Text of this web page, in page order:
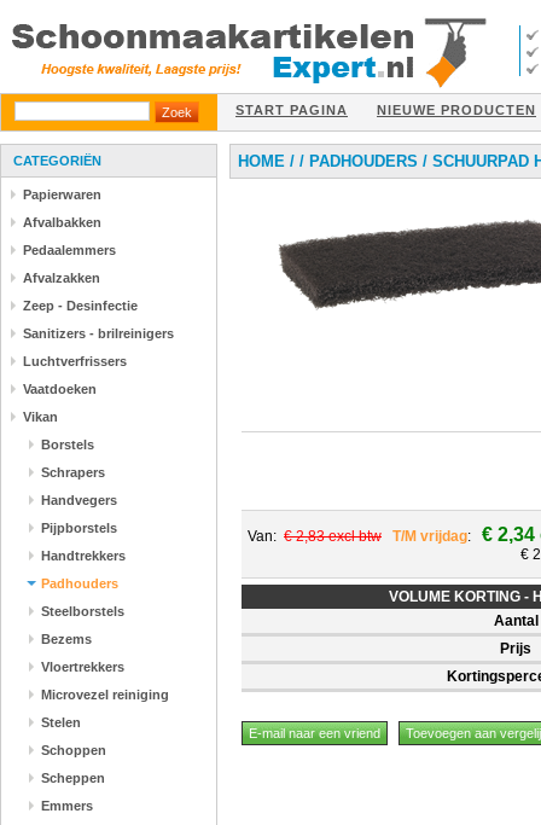
START PAGINA NIEUWE PRODUCTEN
CATEGORIËN
Papierwaren
Afvalbakken
Pedaalemmers
Afvalzakken
Zeep - Desinfectie
Sanitizers - brilreinigers
Luchtverfrissers
Vaatdoeken
Vikan
Borstels
Schrapers
Handvegers
Pijpborstels
Handtrekkers
Padhouders
Steelborstels
Bezems
Vloertrekkers
Microvezel reiniging
Stelen
Schoppen
Scheppen
Emmers
HOME / / PADHOUDERS / SCHUURPAD
Van: € 2,83 excl btw T/M vrijdag: €
€
VOLUME KORTING -
Aantal
Prijs